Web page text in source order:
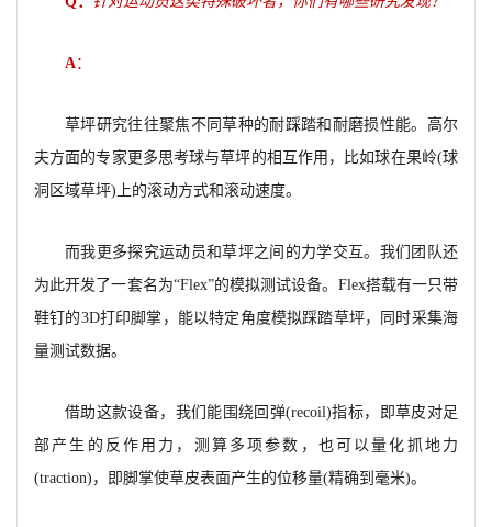
A：
草坪研究往往聚焦不同草种的耐踩踏和耐磨损性能。高尔
夫方面的专家更多思考球与草坪的相互作用，比如球在果岭(球
洞区域草坪)上的滚动方式和滚动速度。
而我更多探究运动员和草坪之间的力学交互。我们团队还
为此开发了一套名为“Flex”的模拟测试设备。Flex搭载有一只带
鞋钉的3D打印脚掌，能以特定角度模拟踩踏草坪，同时采集海
量测试数据。
借助这款设备，我们能围绕回弹(recoil)指标，即草皮对足
部产生的反作用力，测算多项参数，也可以量化抓地力
(traction)，即脚掌使草皮表面产生的位移量(精确到毫米)。